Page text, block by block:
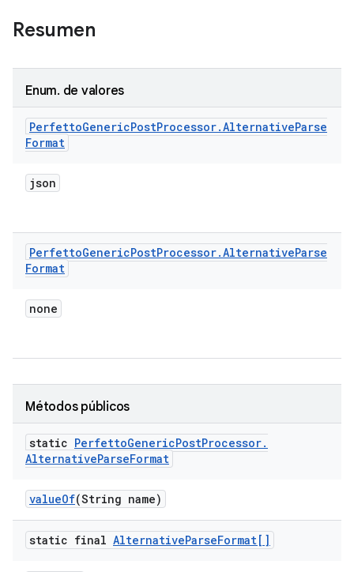
Resumen
Enum. de valores
PerfettoGenericPostProcessor.AlternativeParse
Format
json
PerfettoGenericPostProcessor.AlternativeParse
Format
none
Métodos públicos
static PerfettoGenericPostProcessor.
AlternativeParseFormat
valueOf(String name)
static final AlternativeParseFormat[]